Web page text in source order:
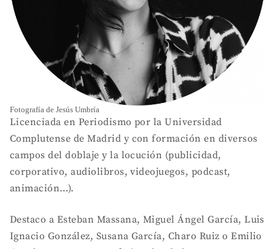
Fotografía de Jesús Umbría
Licenciada en Periodismo por la Universidad
Complutense de Madrid y con formación en diversos
campos del doblaje y la locución (publicidad,
corporativo, audiolibros, videojuegos, podcast,
animación…).
Destaco a Esteban Massana, Miguel Ángel García, Luis
Ignacio González, Susana García, Charo Ruiz o Emilio